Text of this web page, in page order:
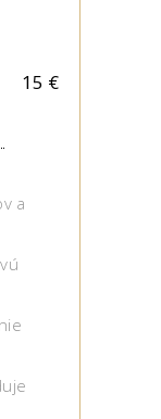
15 €
a